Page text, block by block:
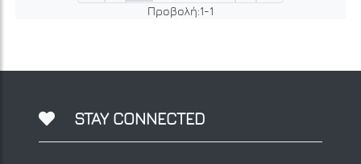
Προβολή:1-1
STAY CONNECTED